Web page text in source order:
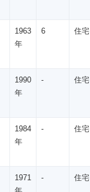
1963
年
6 住宅
1990
年
- 住宅
1984
年
- 住宅
1971
- 住宅